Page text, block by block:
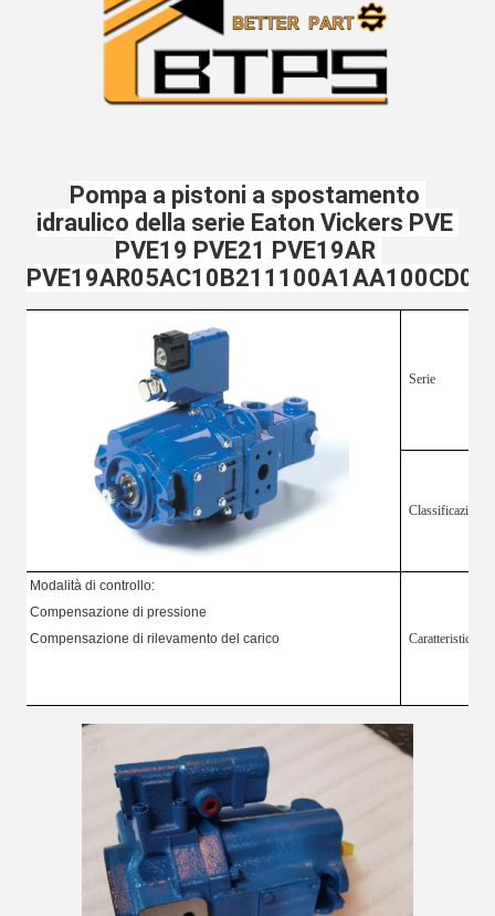
Pompa a pistoni a spostamento
idraulico della serie Eaton Vickers PVE
PVE19 PVE21 PVE19AR
PVE19AR05AC10B211100A1AA100CD0A
Serie
Classificazione:
Modalità di controllo:
Compensazione di pressione
Compensazione di rilevamento del carico
Caratteristica